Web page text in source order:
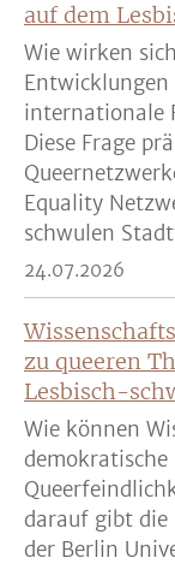
auf dem
Wie wirken
internationale
Diese Frage
Equality
schwulen
24.07.2026
zu queeren
Lesbisch-
Wie können
demokratische
darauf gibt die
der Berlin